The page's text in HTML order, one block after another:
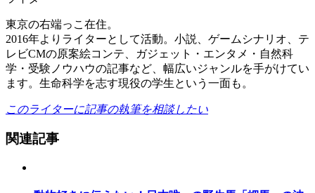
東京の右端っこ在住。
2016年よりライターとして活動。小説、ゲームシナリオ、テ
レビCMの原案絵コンテ、ガジェット・エンタメ・自然科
学・受験ノウハウの記事など、幅広いジャンルを手がけてい
ます。生命科学を志す現役の学生という一面も。
このライターに記事の執筆を相談したい
関連記事